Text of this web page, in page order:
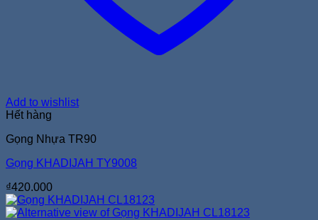
Add to wishlist
Hết hàng
Gọng Nhựa TR90
Gọng KHADIJAH TY9008
₫420.000